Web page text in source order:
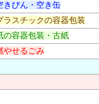
きびん・空き缶
ラスチックの容器包装
の容器包装・古紙
やせるごみ